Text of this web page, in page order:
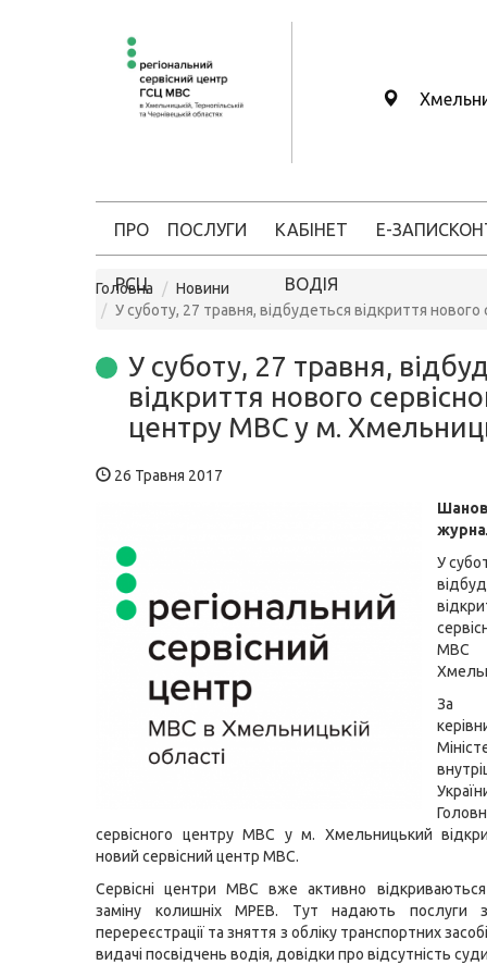
ПРО
РСЦ
ПОСЛУГИ КАБІНЕТ
ВОДІЯ
Е-ЗАПИС
Головна
Новини
У суботу, 27 травня, відбудеться відкриття
У суботу, 27 травня,
відкриття нового
центру МВС у м.
26 Травня 2017
У
За
сервісного центру МВС у м. Хмельницький
новий сервісний центр МВС.
Сервісні центри МВС вже активно
заміну колишніх МРЕВ. Тут надають послуги з
перереєстрації та зняття з обліку транспортних
видачі посвідчень водія, довідки про відсутність